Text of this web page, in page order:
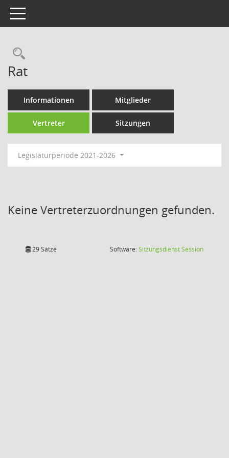
Toggle navigation
Rechercheauswahl
Rat
Informationen Mitglieder
Vertreter Sitzungen
Legislaturperiode 2021-2026
Keine Vertreterzuordnungen gefunden.
29 Sätze Software:SitzungsdienstSession(Wird in